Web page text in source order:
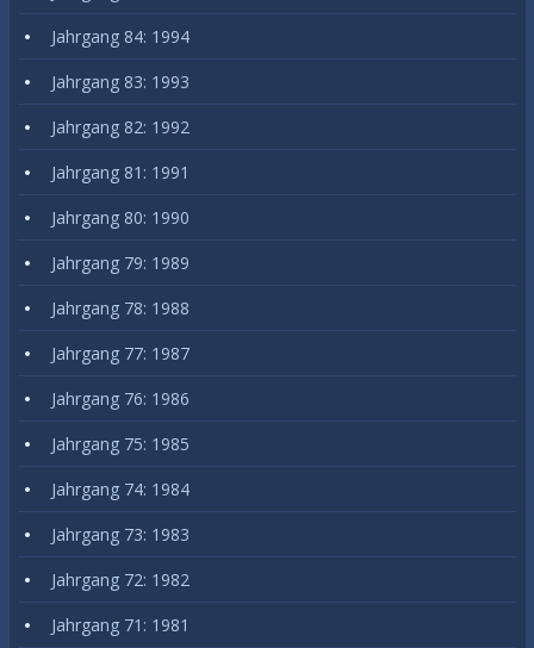
Jahrgang 84: 1994
Jahrgang 83: 1993
Jahrgang 82: 1992
Jahrgang 81: 1991
Jahrgang 80: 1990
Jahrgang 79: 1989
Jahrgang 78: 1988
Jahrgang 77: 1987
Jahrgang 76: 1986
Jahrgang 75: 1985
Jahrgang 74: 1984
Jahrgang 73: 1983
Jahrgang 72: 1982
Jahrgang 71: 1981